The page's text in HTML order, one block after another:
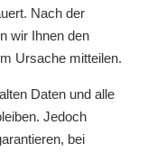
Nach der
wir Ihnen den
Ursache mitteilen.
Daten und alle
Jedoch
bei